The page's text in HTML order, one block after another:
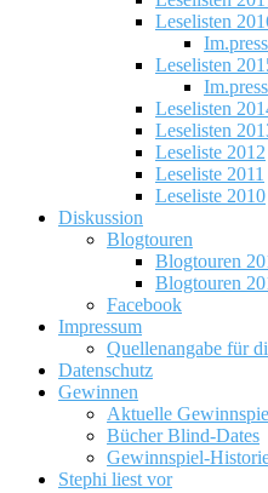
Leselisten
Leselisten
Leselisten
Leselisten
Leseliste 2012
Leseliste 2011
Leseliste 2010
Diskussion
Blogtouren
Blogtouren
Blogtouren
Facebook
Impressum
Quellenangabe für
Datenschutz
Gewinnen
Aktuelle
Bücher Blind-Dates
Gewinnspiel-
Stephi liest vor